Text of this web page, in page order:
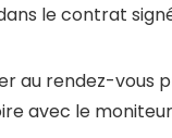
le contrat
au rendez-vous
avec le moniteur